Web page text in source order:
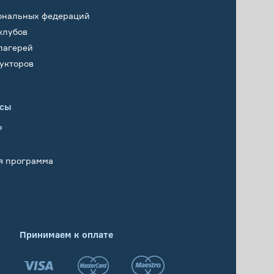
федераций
программа
Принимаем к оплате